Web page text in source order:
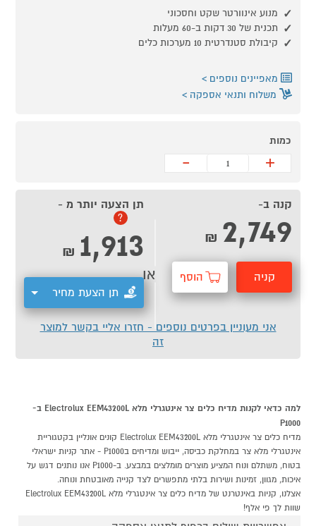
מנוע אינוורטר שקט וחסכוני
תכנית של 30 דקות ב-60 מעלות
קיבולת סטנדרטית 10 מערכות כלים
מאפיינים נוספים
משלוח ותנאי אספקה
כמות
+
-
קנה ב-
2,749
₪
קניה הוסף
תן הצעה יותר מ -
?
1,913
₪
תן הצעת מחיר
או
אני מעוניין בפרטים נוספים - חזרו אליי בקשר למוצר
זה
למה כדאי לקנות מדיח כלים צר אינטגרלי מלא Electrolux EEM43200L ב-
P1000
מדיח כלים צר אינטגרלי מלא Electrolux EEM43200L קונים אונליין בקטגוריית
אינטגרלי מלא צר במחלקת כביסה, ייבוש ומדיחים בP1000 - אתר קניות ישראלי
בטוח, משתלם ונוח המציע מוצרים מומלצים במבצע. ב-P1000 אנו נותנים דגש על
איכות, מגוון, זמינות ושירות בלתי מתפשרים לצד קנייה מאובטחת ונוחה.
אצלנו, קניות באינטרנט של מדיח כלים צר אינטגרלי מלא Electrolux EEM43200L
שוות לך פי אלף!